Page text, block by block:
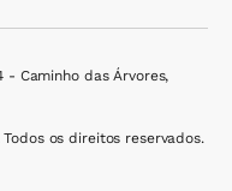
- Caminho das Árvores,
os direitos reservados.